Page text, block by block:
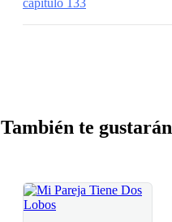
capitulo 133
También te gustarán